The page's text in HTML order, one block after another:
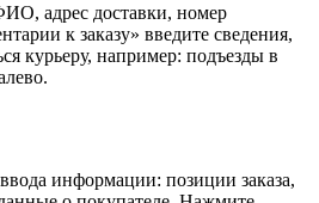
адрес доставки, номер
к заказу» введите сведения,
курьеру, например: подъезды в
информации: позиции заказа,